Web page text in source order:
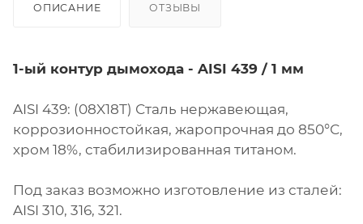
ОПИСАНИЕ ОТЗЫВЫ
1-ый контур дымохода - AISI 439 / 1 мм
AISI 439: (08X18Т) Сталь нержавеющая,
коррозионностойкая, жаропрочная до 850°С,
хром 18%, стабилизированная титаном.
Под заказ возможно изготовление из сталей:
AISI 310, 316, 321.